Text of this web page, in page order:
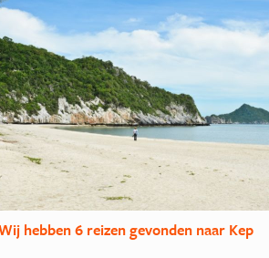
hebben6 reizengevonden naar Kep